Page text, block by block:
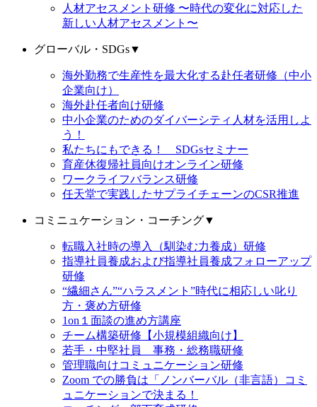
人材アセスメント研修 〜時代の変化に対応した
新しい人材アセスメント〜
グローバル・SDGs▼
海外勤務で生産性を最大化する赴任者研修（中小
企業向け）
海外赴任者向け研修
中小企業のためのダイバーシティ人材を活用しよ
う！
私たちにもできる！ SDGsセミナー
育産休復帰社員向けオンライン研修
ワークライフバランス研修
任天堂で実践したサプライチェーンのCSR推進
コミニュケーション・コーチング▼
転職入社時の導入（馴染む力養成）研修
指導社員養成および指導社員養成フォローアップ
研修
“繊細さん”“ハラスメント”時代に相応しい叱り
方・褒め方研修
1on１面談の進め方講座
チーム構築研修【小規模組織向け】
若手・中堅社員 事務・総務職研修
管理職向けコミュニケーション研修
Zoom での勝負は「ノンバーバル（非言語）コミ
ュニケーションで決まる！